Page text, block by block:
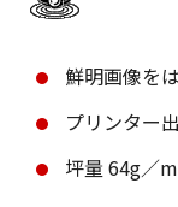
鮮明画像を
プリンター
坪量 64g／m